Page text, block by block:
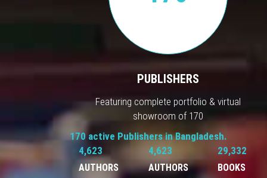
PUBLISHERS
Featuring complete portfolio & virtual
showroom of 170
170 active Publishers in Bangladesh.
4,623
AUTHORS
4,623
AUTHORS
29,332
BOOKS